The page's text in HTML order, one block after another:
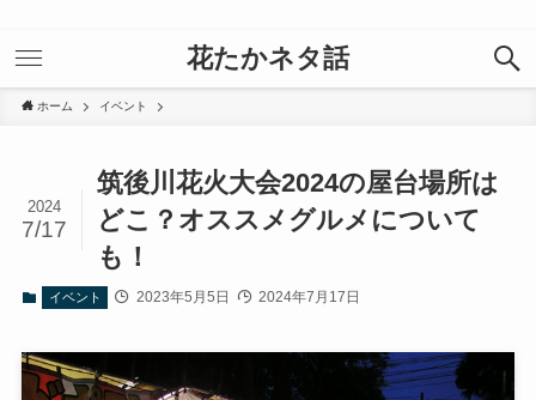
花たかネタ話
ホーム イベント
筑後川花火大会2024の屋台場所は
どこ？オススメグルメについて
も！
2024
7/17
イベント 2023年5月5日 2024年7月17日